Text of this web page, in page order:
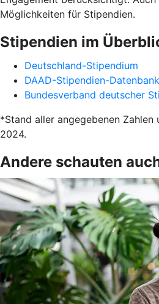
Möglichkeiten für Stipendien.
Stipendien im
Deutschland-Stipendium
DAAD-Stipendien-Datenbank
Bundesverband deutscher
*Stand aller angegebenen Zahlen
2024.
Andere schauten